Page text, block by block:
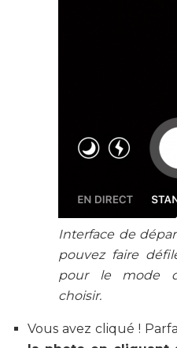
Interface de
pouvez faire
pour le mode
choisir.
Vous avez cliqué !